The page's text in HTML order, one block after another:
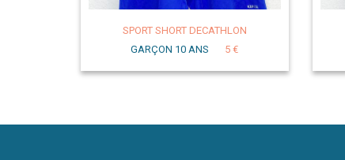
SPORT SHORT DECATHLON
GARÇON 10 ANS
5 €